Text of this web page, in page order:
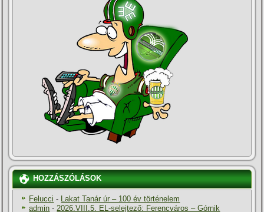
HOZZÁSZÓLÁSOK
Felucci - Lakat Tanár úr – 100 év történelem
admin - 2026.VIII.5. EL-selejtező: Ferencváros – Górnik